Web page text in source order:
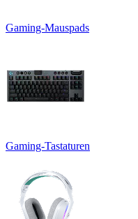
Gaming-Mauspads
Gaming-Tastaturen